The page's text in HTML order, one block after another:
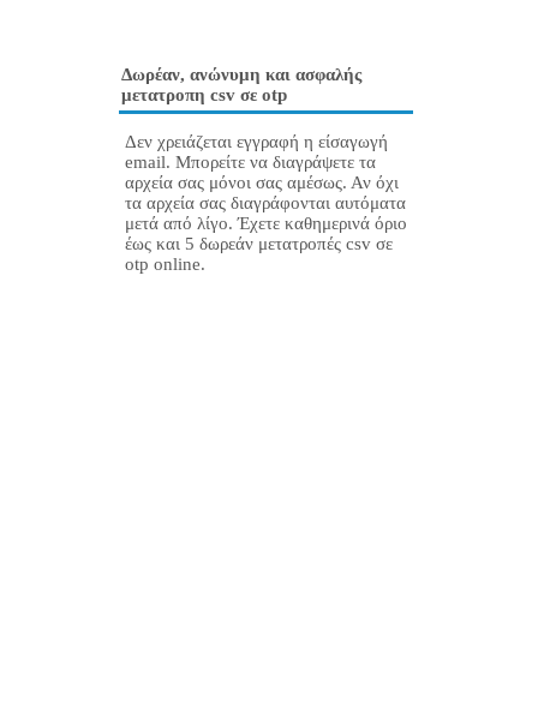
Δωρέαν, ανώνυμη και ασφαλής
μετατροπη csv σε otp
Δεν χρειάζεται εγγραφή η είσαγωγή
email. Μπορείτε να διαγράψετε τα
αρχεία σας μόνοι σας αμέσως. Αν όχι
τα αρχεία σας διαγράφονται αυτόματα
μετά από λίγο. Έχετε καθημερινά όριο
έως και 5 δωρεάν μετατροπές csv σε
otp online.